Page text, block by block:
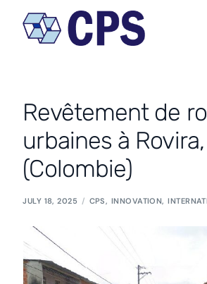
Revêtement de
urbaines à
(Colombie)
JULY 18, 2025 CPS, INNOVATION,
Nos activités
Projets
Travailler chez CPS
Contact